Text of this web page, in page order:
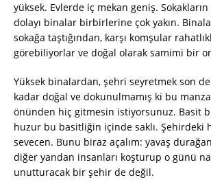
yüksek. Evlerde iç mekan geniş.
dolayı binalar birbirlerine çok yakın.
sokağa taştığından, karşı komşular
görebiliyorlar ve doğal olarak samimi bir
Yüksek binalardan, şehri seyretmek son
kadar doğal ve dokunulmamış ki bu
önünden hiç gitmesin istiyorsunuz. Basit
huzur bu basitliğin içinde saklı. Şehirdeki
sevecen. Bunu biraz açalım: yavaş
diğer yandan insanları koşturup o günü
unutturacak bir şehir de değil.